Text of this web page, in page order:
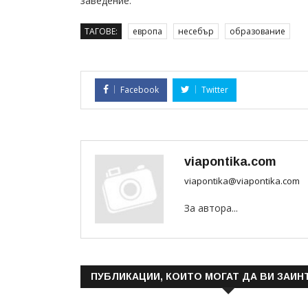
ТАГОВЕ: европа несебър образование
Facebook Twitter
viapontika.com
viapontika@viapontika.com
За автора...
ПУБЛИКАЦИИ, КОИТО МОГАТ ДА ВИ